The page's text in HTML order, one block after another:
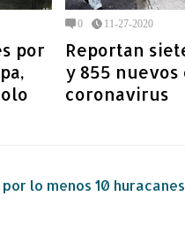
por
0 11-27-2020
Reportan
y 855 nuevos
coronavirus
lo menos 10